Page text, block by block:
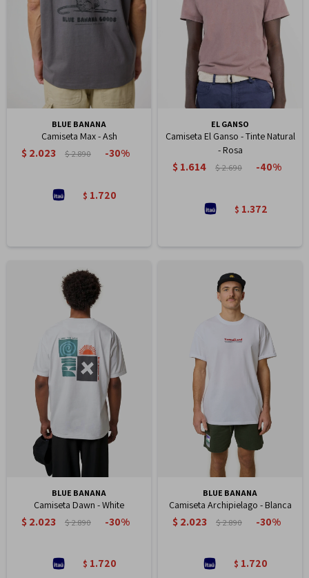
BLUE BANANA
Camiseta Max - Ash
$2.023 $2.890 30
$ 1.720
EL GANSO
Camiseta El Ganso - Tinte Natural
- Rosa
$ 1.614 $2.690 40
$ 1.372
BLUE BANANA
Camiseta Dawn - White
$2.023 $2.890 30
$ 1.720
BLUE BANANA
Camiseta Archipielago - Blanca
$2.023 $2.890 30
$ 1.720